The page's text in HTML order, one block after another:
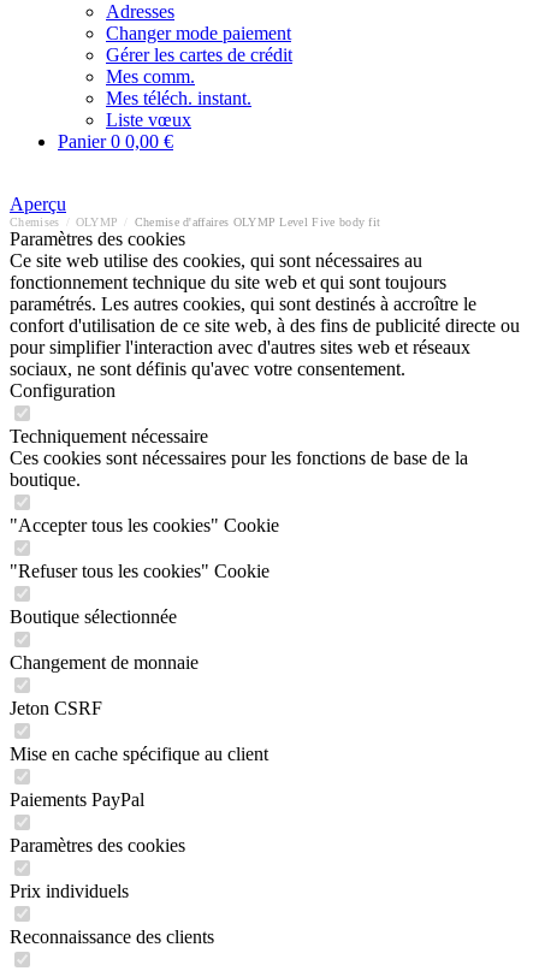
Adresses
Changer mode paiement
Gérer les cartes de crédit
Mes comm.
Mes téléch. instant.
Liste vœux
Panier0 0,00 €
Aperçu
Chemises OLYMP Chemise d'affaires OLYMP Level Five body fit
Paramètres des cookies
Ce site web utilise des cookies, qui sont nécessaires au
fonctionnement technique du site web et qui sont toujours
paramétrés. Les autres cookies, qui sont destinés à accroître le
confort d'utilisation de ce site web, à des fins de publicité directe ou
pour simplifier l'interaction avec d'autres sites web et réseaux
sociaux, ne sont définis qu'avec votre consentement.
Configuration
Techniquement nécessaire
Ces cookies sont nécessaires pour les fonctions de base de la
boutique.
"Accepter tous les cookies" Cookie
"Refuser tous les cookies" Cookie
Boutique sélectionnée
Changement de monnaie
Jeton CSRF
Mise en cache spécifique au client
Paiements PayPal
Paramètres des cookies
Prix individuels
Reconnaissance des clients